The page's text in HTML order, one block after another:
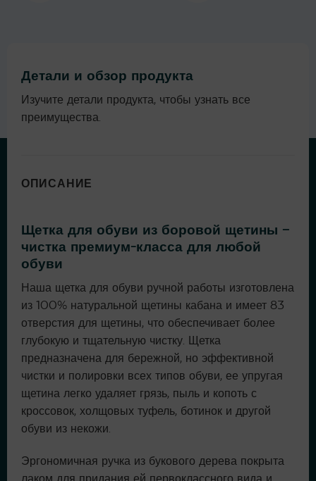
Детали и обзор продукта
Изучите детали продукта, чтобы узнать все
преимущества.
ОПИСАНИЕ
Щетка для обуви из боровой щетины –
чистка премиум-класса для любой
обуви
Наша щетка для обуви ручной работы изготовлена
из 100% натуральной щетины кабана и имеет 83
отверстия для щетины, что обеспечивает более
глубокую и тщательную чистку. Щетка
предназначена для бережной, но эффективной
чистки и полировки всех типов обуви, ее упругая
щетина легко удаляет грязь, пыль и копоть с
кроссовок, холщовых туфель, ботинок и другой
обуви из некожи.
Эргономичная ручка из букового дерева покрыта